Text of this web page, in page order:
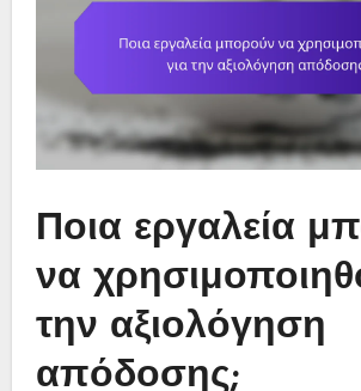
Ποια εργαλεία
να
την αξιολόγηση
απόδοσης;